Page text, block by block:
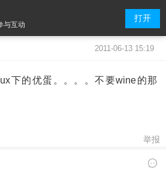
与互动
打开
2011-06-13 15:19
下的优蛋。。。。不要wine的那
举报